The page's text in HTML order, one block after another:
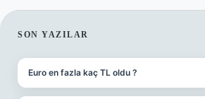
SIDEBAR
SON YAZILAR
Euro en fazla kaç TL oldu ?